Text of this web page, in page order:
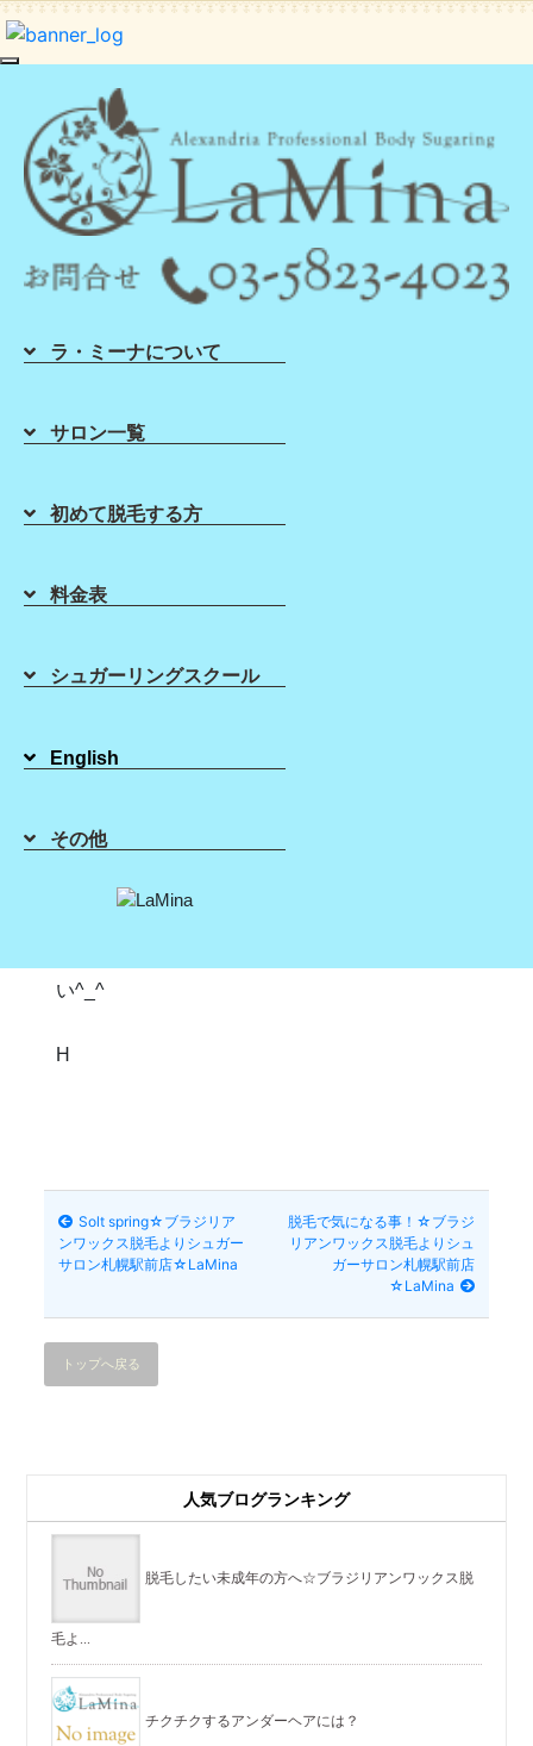
ラ・ミーナについて
サロン一覧
初めて脱毛する方
料金表
シュガーリングスクール
English
その他
清潔なお部屋で脱毛☆ブラジ
リアンワックス脱毛よりシ
ュガーサロン札幌駅前店
☆LaMina
2020年10月04日
シュガーリング ブラジリアンワックス の
ラミーナでは、毎回お客様に触れるものは全て使
の消毒器にて殺菌しています。
もちろんスパチュラの二度付けも一切しませ
る前に
ラミーナで安全に、安心して施術を・・・★
い^_^
H
Solt spring☆ブラジリア
ンワックス脱毛よりシュガー
サロン札幌駅前店☆LaMina
脱毛で気になる事！☆ブラジ
リアンワックス脱毛よりシュ
ガーサロン札幌駅前店
☆LaMina
トップへ戻る
人気ブログランキング
脱毛したい未成年の方へ☆ブラジリアンワックス脱
毛よ...
チクチクするアンダーヘアには？